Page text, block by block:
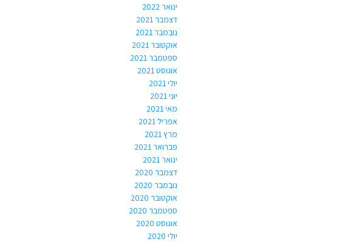
ינואר 2022
דצמבר 2021
נובמבר 2021
אוקטובר 2021
ספטמבר 2021
אוגוסט 2021
יולי 2021
יוני 2021
מאי 2021
אפריל 2021
מרץ 2021
פברואר 2021
ינואר 2021
דצמבר 2020
נובמבר 2020
אוקטובר 2020
ספטמבר 2020
אוגוסט 2020
יולי 2020